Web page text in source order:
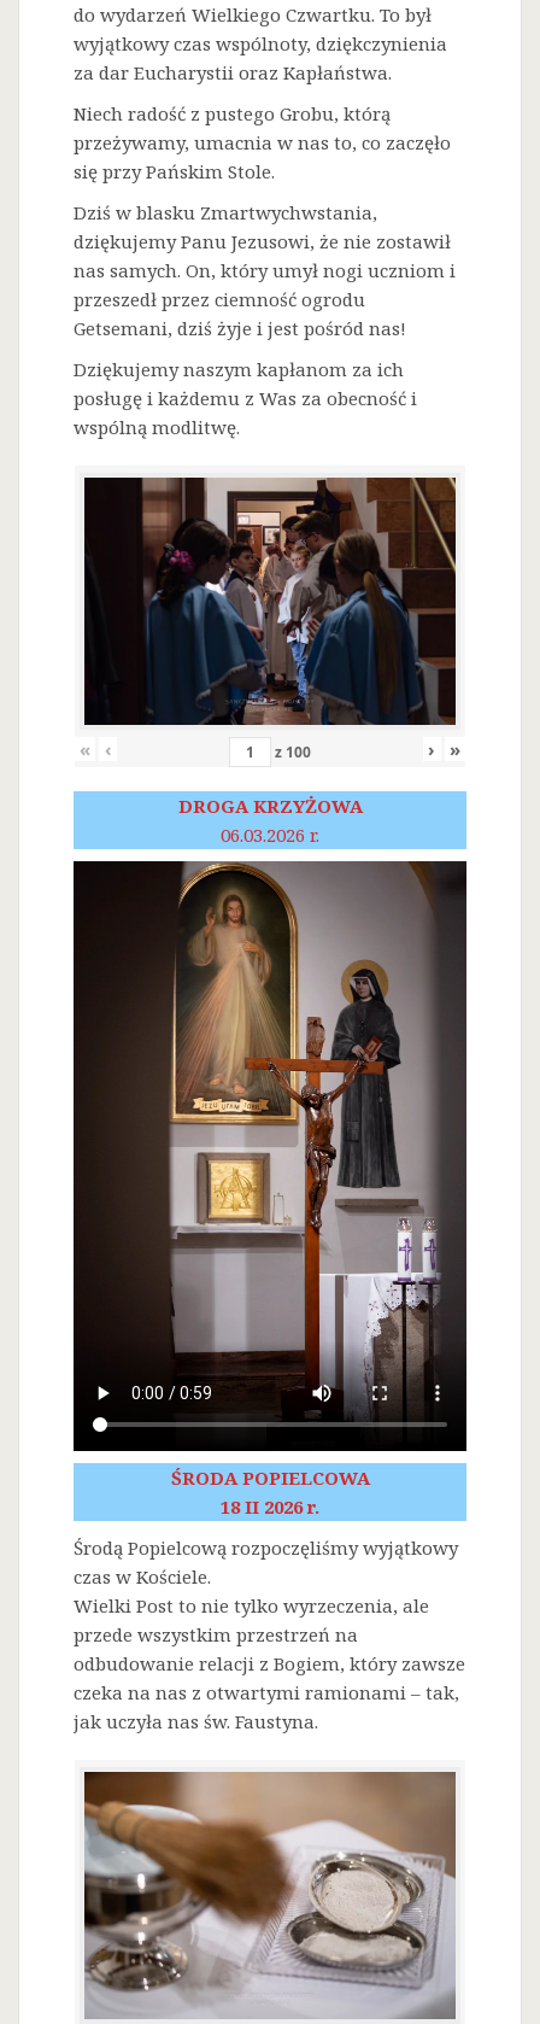
do wydarzeń Wielkiego Czwartku. To był
wyjątkowy czas wspólnoty, dziękczynienia
za dar Eucharystii oraz Kapłaństwa.
Niech radość z pustego Grobu, którą
przeżywamy, umacnia w nas to, co zaczęło
się przy Pańskim Stole.
Dziś w blasku Zmartwychwstania,
dziękujemy Panu Jezusowi, że nie zostawił
nas samych. On, który umył nogi uczniom i
przeszedł przez ciemność ogrodu
Getsemani, dziś żyje i jest pośród nas!
Dziękujemy naszym kapłanom za ich
posługę i każdemu z Was za obecność i
wspólną modlitwę.
« ‹ z 100 › »
DROGA KRZYŻOWA
06.03.2026 r.
ŚRODA POPIELCOWA
18 II 2026 r.
Środą Popielcową rozpoczęliśmy wyjątkowy
czas w Kościele.
Wielki Post to nie tylko wyrzeczenia, ale
przede wszystkim przestrzeń na
odbudowanie relacji z Bogiem, który zawsze
czeka na nas z otwartymi ramionami – tak,
jak uczyła nas św. Faustyna.